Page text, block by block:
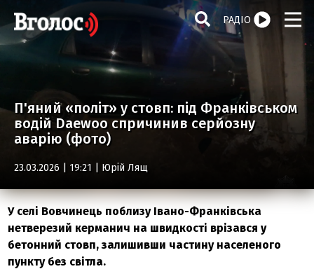
РАДІО
П'яний «політ» у стовп: під Франківськом
водій Daewoo спричинив серйозну
аварію (фото)
23.03.2026 | 19:21 | Юрій Лящ
У селі Вовчинець поблизу Івано-Франківська
нетверезий керманич на швидкості врізався у
бетонний стовп, залишивши частину населеного
пункту без світла.